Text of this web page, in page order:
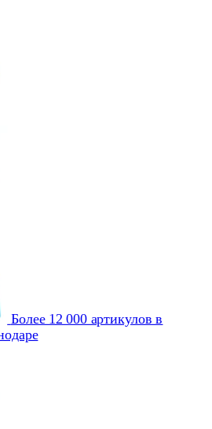
Более 12 000 артикулов в